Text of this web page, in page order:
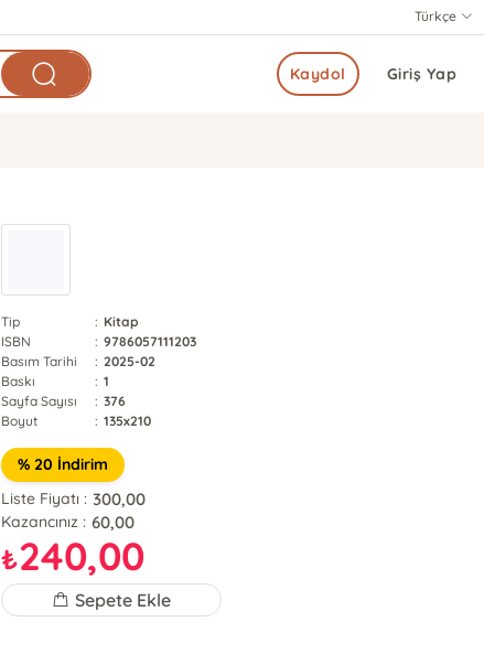
Türkçe
Giriş Yap
Kaydol
Tip : Kitap
ISBN
: 9786057111203
Basım Tarihi
: 2025-02
Baskı
: 1
Sayfa Sayısı
: 376
Boyut
: 135x210
% 20 İndirim
Liste Fiyatı : 300,00
Kazancınız : 60,00
₺240,00
Sepete Ekle